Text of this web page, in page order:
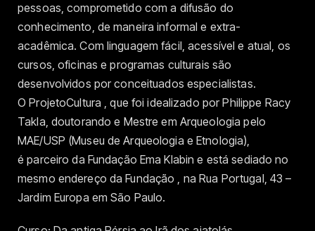
pessoas, comprometido com a difusão do
conhecimento, de maneira informal e extra-
acadêmica. Com linguagem fácil, acessível e atual, os
cursos, oficinas e programas culturais são
desenvolvidos por conceituados especialistas.
O ProjetoCultura , que foi idealizado por Philippe Racy
Takla, doutorando e Mestre em Arqueologia pelo
MAE/USP (Museu de Arqueologia e Etnologia),
é parceiro da Fundação Ema Klabin e está sediado no
mesmo endereço da Fundação , na Rua Portugal, 43 –
Jardim Europa em São Paulo.